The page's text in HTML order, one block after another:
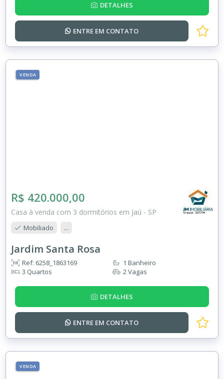
DETALHES
ENTRE EM CONTATO
VENDA
R$ 420.000,00
Casa à venda com 3 dormitórios em Jaú - SP
Mobiliado ...
Jardim Santa Rosa
Ref: 6258_1863169
3 Quartos
1 Banheiro
2 Vagas
DETALHES
ENTRE EM CONTATO
VENDA